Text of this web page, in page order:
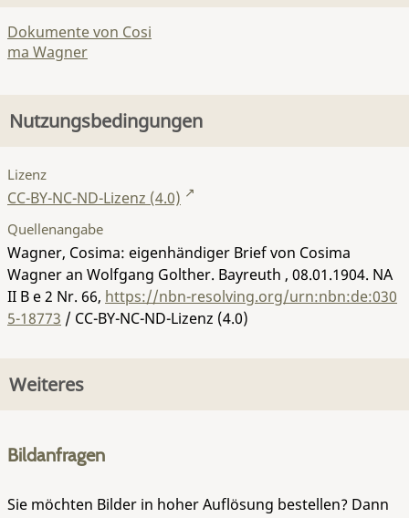
Dokumente von Cosi
ma Wagner
Nutzungsbedingungen
Lizenz
CC-BY-NC-ND-Lizenz (4.0)
Quellenangabe
Wagner, Cosima: eigenhändiger Brief von Cosima
Wagner an Wolfgang Golther. Bayreuth , 08.01.1904. NA
II B e 2 Nr. 66, https://nbn-resolving.org/urn:nbn:de:030
5-18773 / CC-BY-NC-ND-Lizenz (4.0)
Weiteres
Bildanfragen
Sie möchten Bilder in hoher Auflösung bestellen? Dann